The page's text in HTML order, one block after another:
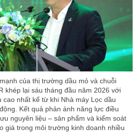
của thị trường dầu mỏ và chuỗi
khép lại sáu tháng đầu năm 2026 với
nhất kể từ khi Nhà máy Lọc dầu
Kết quả phản ánh năng lực điều
nguyên liệu – sản phẩm và kiểm soát
giá trong môi trường kinh doanh nhiều